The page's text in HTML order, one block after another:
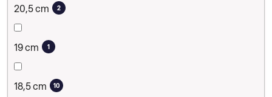
20,5 cm 2
19 cm 1
18,5 cm 10